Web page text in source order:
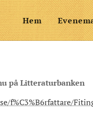
Hem
på Litteraturbanken
f%C3%B6rfattare/